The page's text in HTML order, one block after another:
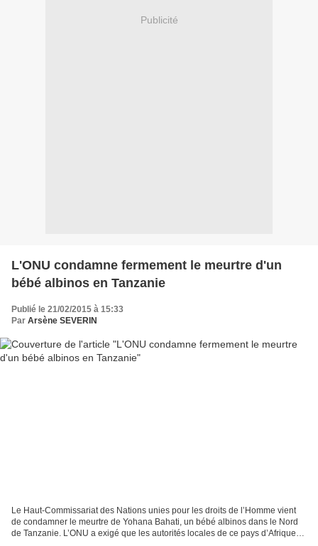
Publicité
L'ONU condamne fermement le meurtre d'un
bébé albinos en Tanzanie
Publié le 21/02/2015 à 15:33
Par Arsène SEVERIN
Le Haut-Commissariat des Nations unies pour les droits de l’Homme vient
de condamner le meurtre de Yohana Bahati, un bébé albinos dans le Nord
de Tanzanie. L’ONU a exigé que les autorités locales de ce pays d’Afrique